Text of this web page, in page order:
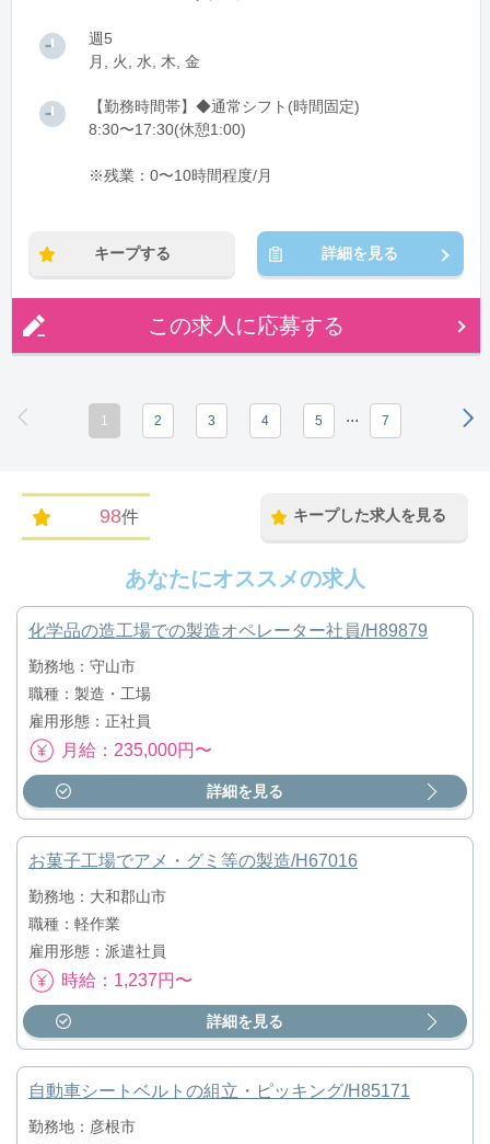
週5
月, 火, 水, 木, 金
【勤務時間帯】◆通常シフト(時間固定)
8:30〜17:30(休憩1:00)
※残業：0〜10時間程度/月
キープする 詳細を見る
この求人に応募する
1 2 3 4 5 ... 7
98件 キープした求人を見る
あなたにオススメの求人
化学品の造工場での製造オペレーター社員/H89879
勤務地：守山市
職種：製造・工場
雇用形態：正社員
月給：235,000円〜
詳細を見る
お菓子工場でアメ・グミ等の製造/H67016
勤務地：大和郡山市
職種：軽作業
雇用形態：派遣社員
時給：1,237円〜
詳細を見る
自動車シートベルトの組立・ピッキング/H85171
勤務地：彦根市